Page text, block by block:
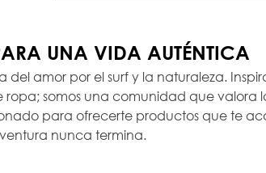
UNA VIDA AUTÉNTICA
del amor por el surf y la naturaleza.
ropa; somos una comunidad que
para ofrecerte productos que te
nunca termina.